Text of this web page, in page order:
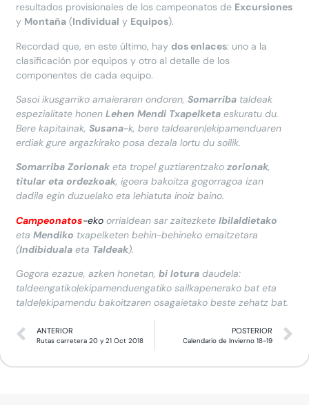
resultados provisionales de los campeonatos de Excursiones
y Montaña (Individual y Equipos).
Recordad que, en este último, hay dos enlaces: uno a la
clasificación por equipos y otro al detalle de los
componentes de cada equipo.
Sasoi ikusgarriko amaieraren ondoren, Somarriba taldeak
espezialitate honen Lehen Mendi Txapelketa eskuratu du.
Bere kapitainak, Susana-k, bere taldearen|ekipamenduaren
erdiak gure argazkirako posa dezala lortu du soilik.
Somarriba Zorionak eta tropel guztiarentzako zorionak,
titular eta ordezkoak, igoera bakoitza gogorragoa izan
dadila egin duzuelako eta lehiatuta inoiz baino.
Campeonatos-eko orrialdean sar zaitezkete Ibilaldietako
eta Mendiko txapelketen behin-behineko emaitzetara
(Indibiduala eta Taldeak).
Gogora ezazue, azken honetan, bi lotura daudela:
taldeengatiko|ekipamenduengatiko sailkapenerako bat eta
talde|ekipamendu bakoitzaren osagaietako beste zehatz bat.
PornoOculto.com
Porno
–
ANTERIOR
Rutas carretera 20 y 21 Oct 2018
POSTERIOR
Calendario de Invierno 18-19